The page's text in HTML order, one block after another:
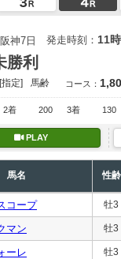
神7日 発走時刻： 11
勝利
[指定] 馬齢 コース：
2着 200 3着 130
PLAY
馬名 性齢
コープ 牡3
マン 牡3
ーレ 牡3